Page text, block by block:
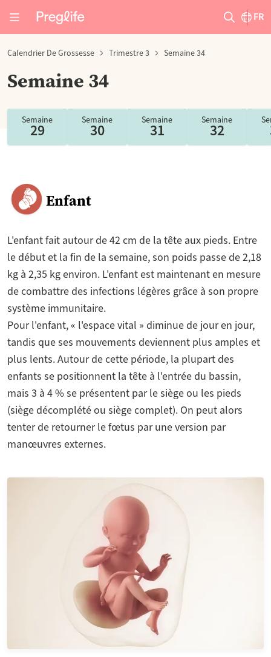
FR
Calendrier De Grossesse Trimestre 3 Semaine 34
Semaine 34
Semaine
29
Semaine
30
Semaine
31
Semaine
32
Enfant
L'enfant fait autour de 42 cm de la tête aux pieds. Entre
le début et la fin de la semaine, son poids passe de 2,18
kg à 2,35 kg environ. L'enfant est maintenant en mesure
de combattre des infections légères grâce à son propre
système immunitaire.
Pour l'enfant, « l'espace vital » diminue de jour en jour,
tandis que ses mouvements deviennent plus amples et
plus lents. Autour de cette période, la plupart des
enfants se positionnent la tête à l'entrée du bassin,
mais 3 à 4 % se présentent par le siège ou les pieds
(siège décomplété ou siège complet). On peut alors
tenter de retourner le fœtus par une version par
manœuvres externes.